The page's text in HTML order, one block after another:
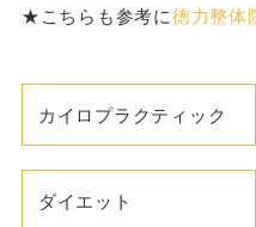
★こちらも参考に徳力整体
カイロプラクティック
ダイエット